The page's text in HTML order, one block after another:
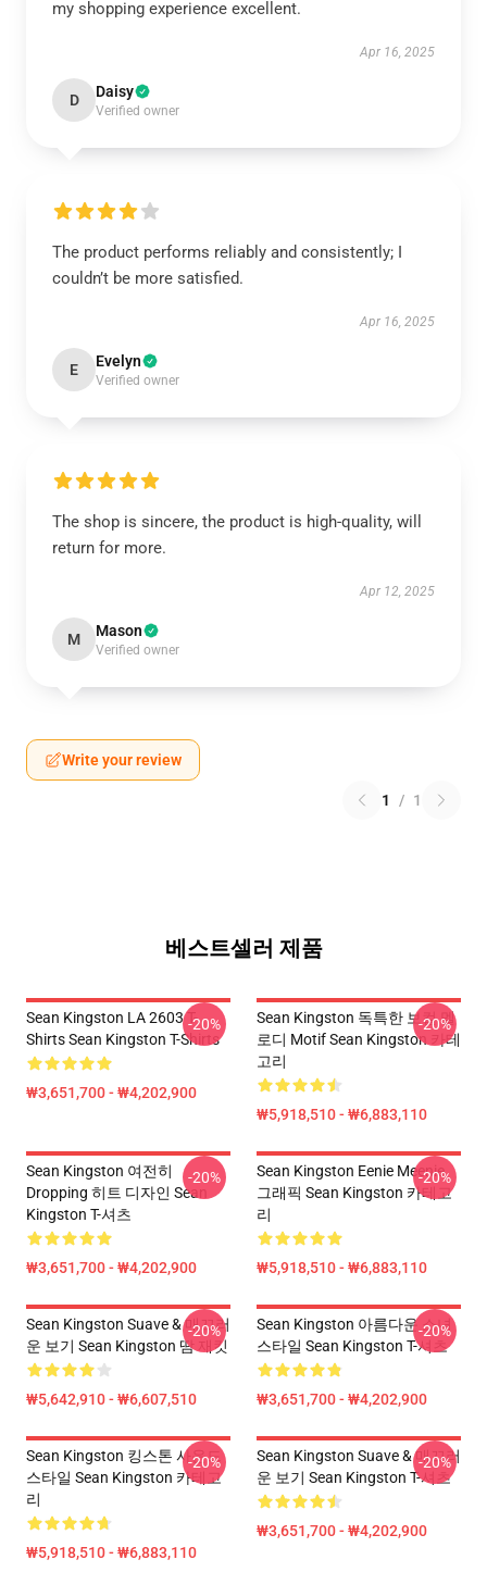
my shopping experience excellent.
Apr 16, 2025
D Daisy
Verified owner
The product performs reliably and consistently; I
couldn’t be more satisfied.
Apr 16, 2025
E Evelyn
Verified owner
The shop is sincere, the product is high-quality, will
return for more.
Apr 12, 2025
M Mason
Verified owner
Write your review
1 / 1
베스트셀러 제품
Sean Kingston LA 2603 T-
Shirts Sean Kingston T-Shirts
₩3,651,700 - ₩4,202,900
-20%
Sean Kingston 독특한 보컬 멜
로디 Motif Sean Kingston 카테
고리
₩5,918,510 - ₩6,883,110
-20%
Sean Kingston 여전히
Dropping 히트 디자인 Sean
Kingston T-셔츠
₩3,651,700 - ₩4,202,900
-20%
Sean Kingston Eenie Meenie
그래픽 Sean Kingston 카테고
리
₩5,918,510 - ₩6,883,110
-20%
Sean Kingston Suave & 매끄러
운 보기 Sean Kingston 땀 재킷
₩5,642,910 - ₩6,607,510
-20%
Sean Kingston 아름다운 소녀
스타일 Sean Kingston T-셔츠
₩3,651,700 - ₩4,202,900
-20%
Sean Kingston 킹스톤 사운드
스타일 Sean Kingston 카테고
리
₩5,918,510 - ₩6,883,110
-20%
Sean Kingston Suave & 매끄러
운 보기 Sean Kingston T-셔츠
₩3,651,700 - ₩4,202,900
-20%